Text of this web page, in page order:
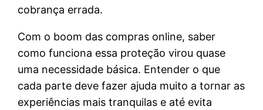
cobrança errada.
Com o boom das compras online, saber
como funciona essa proteção virou quase
uma necessidade básica. Entender o que
cada parte deve fazer ajuda muito a tornar as
experiências mais tranquilas e até evita